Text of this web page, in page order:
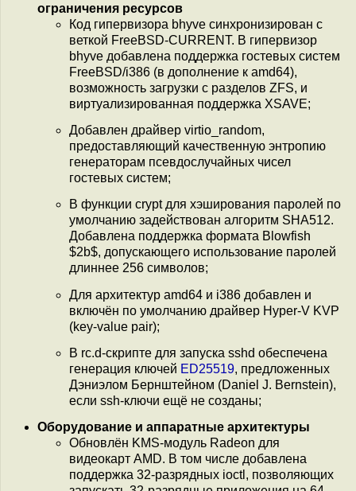
ограничения ресурсов
Код гипервизора bhyve синхронизирован с
веткой FreeBSD-CURRENT. В гипервизор
bhyve добавлена поддержка гостевых систем
FreeBSD/i386 (в дополнение к amd64),
возможность загрузки с разделов ZFS, и
виртуализированная поддержка XSAVE;
Добавлен драйвер virtio_random,
предоставляющий качественную энтропию
генераторам псевдослучайных чисел
гостевых систем;
В функции crypt для хэширования паролей по
умолчанию задействован алгоритм SHA512.
Добавлена поддержка формата Blowfish
$2b$, допускающего использование паролей
длиннее 256 символов;
Для архитектур amd64 и i386 добавлен и
включён по умолчанию драйвер Hyper-V KVP
(key-value pair);
В rc.d-скрипте для запуска sshd обеспечена
генерация ключей ED25519, предложенных
Дэниэлом Бернштейном (Daniel J. Bernstein),
если ssh-ключи ещё не созданы;
Оборудование и аппаратные архитектуры
Обновлён KMS-модуль Radeon для
видеокарт AMD. В том числе добавлена
поддержка 32-разрядных ioctl, позволяющих